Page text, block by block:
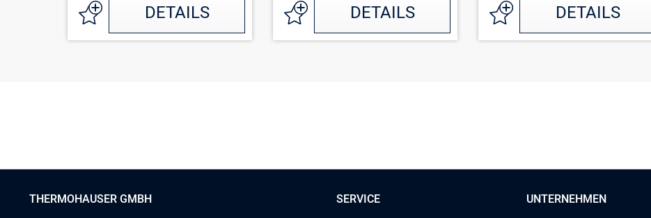
DETAILS DETAILS DETAILS
THERMOHAUSER GMBH
SERVICE
UNTERNEHMEN